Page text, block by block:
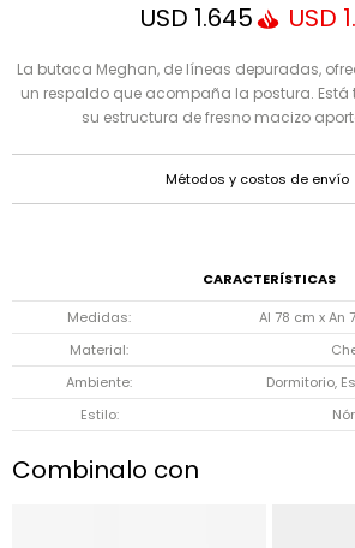
USD 1.645 USD
La butaca Meghan, de líneas depuradas,
un respaldo que acompaña la postura.
su estructura de fresno macizo
Métodos y costos de envío
CARACTERÍSTICAS
Medidas
Al 78 cm x An
Material
Ambiente
Dormitorio,
Estilo
Combinalo con